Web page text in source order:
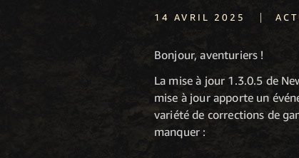
14 AVRIL 2025 |
Bonjour, aventuriers !
La mise à jour 1.3.0.5 de
mise à jour apporte un
variété de corrections de
manquer :